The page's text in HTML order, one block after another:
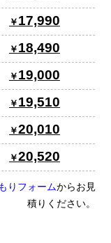
17,990
18,490
19,000
19,510
20,010
20,520
りフォームからお見
積りください。